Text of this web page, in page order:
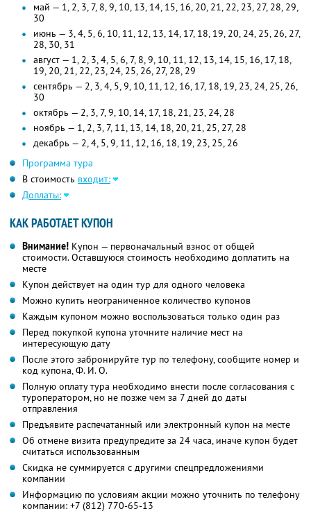
май — 1, 2, 3, 7, 8, 9, 10, 13, 14, 15, 16, 20, 21, 22, 23, 27, 28, 29,
30
июнь — 3, 4, 5, 6, 10, 11, 12, 13, 14, 17, 18, 19, 20, 24, 25, 26, 27,
28, 30, 31
август — 1, 2, 3, 4, 5, 6, 7, 8, 9, 10, 11, 12, 13, 14, 15, 16, 17, 18,
19, 20, 21, 22, 23, 24, 25, 26, 27, 28, 29
сентябрь — 2, 3, 4, 5, 9, 10, 11, 12, 16, 17, 18, 19, 23, 24, 25, 26,
30
октябрь — 2, 3, 7, 9, 10, 14, 17, 18, 21, 23, 24, 28
ноябрь — 1, 2, 3, 7, 11, 13, 14, 18, 20, 21, 25, 27, 28
декабрь — 2, 4, 5, 9, 11, 12, 16, 18, 19, 23, 25, 26
Программа тура
В стоимость входит:
Доплаты:
КАК РАБОТАЕТ КУПОН
Внимание! Купон — первоначальный взнос от общей
стоимости. Оставшуюся стоимость необходимо доплатить на
месте
Купон действует на один тур для одного человека
Можно купить неограниченное количество купонов
Каждым купоном можно воспользоваться только один раз
Перед покупкой купона уточните наличие мест на
интересующую дату
После этого забронируйте тур по телефону, сообщите номер и
код купона,Ф. И. О.
Полную оплату тура необходимо внести после согласования с
туроператором, но не позже чем за 7 дней до даты
отправления
Предъявите распечатанный или электронный купон на месте
Об отмене визита предупредите за 24 часа, иначе купон будет
считаться использованным
Скидка не суммируется с другими спецпредложениями
компании
Информацию по условиям акции можно уточнить по телефону
компании: +7 (812) 770-65-13